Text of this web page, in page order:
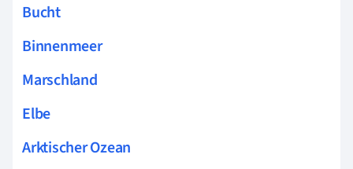
Bucht
Binnenmeer
Marschland
Elbe
Arktischer Ozean